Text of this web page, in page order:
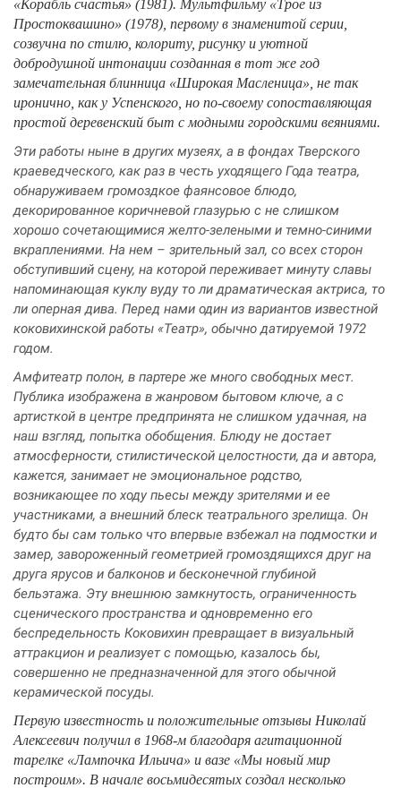
«Корабль счастья» (1981). Мультфильму «Трое из
Простоквашино» (1978), первому в знаменитой серии,
созвучна по стилю, колориту, рисунку и уютной
добродушной интонации созданная в тот же год
замечательная блинница «Широкая Масленица», не так
иронично, как у Успенского, но по-своему сопоставляющая
простой деревенский быт с модными городскими веяниями.
Эти работы ныне в других музеях, а в фондах Тверского
краеведческого, как раз в честь уходящего Года театра,
обнаруживаем громоздкое фаянсовое блюдо,
декорированное коричневой глазурью с не слишком
хорошо сочетающимися желто-зелеными и темно-синими
вкраплениями. На нем – зрительный зал, со всех сторон
обступивший сцену, на которой переживает минуту славы
напоминающая куклу вуду то ли драматическая актриса, то
ли оперная дива. Перед нами один из вариантов известной
коковихинской работы «Театр», обычно датируемой 1972
годом.
Амфитеатр полон, в партере же много свободных мест.
Публика изображена в жанровом бытовом ключе, а с
артисткой в центре предпринята не слишком удачная, на
наш взгляд, попытка обобщения. Блюду не достает
атмосферности, стилистической целостности, да и автора,
кажется, занимает не эмоциональное родство,
возникающее по ходу пьесы между зрителями и ее
участниками, а внешний блеск театрального зрелища. Он
будто бы сам только что впервые взбежал на подмостки и
замер, завороженный геометрией громоздящихся друг на
друга ярусов и балконов и бесконечной глубиной
бельэтажа. Эту внешнюю замкнутость, ограниченность
сценического пространства и одновременно его
беспредельность Коковихин превращает в визуальный
аттракцион и реализует с помощью, казалось бы,
совершенно не предназначенной для этого обычной
керамической посуды.
Первую известность и положительные отзывы Николай
Алексеевич получил в 1968-м благодаря агитационной
тарелке «Лампочка Ильича» и вазе «Мы новый мир
построим». В начале восьмидесятых создал несколько